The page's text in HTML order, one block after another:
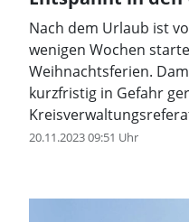
Nach dem Urlaub ist
wenigen Wochen
Weihnachtsferien.
kurzfristig in Gefahr
die Gültigkeit ihrer
20.11.2023 09:51 Uhr